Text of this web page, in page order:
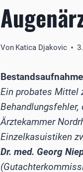
Von Katica Djakovic
Ein probates Mittel
Ärztekammer
Einzelkasuistiken
Dr. med. Georg